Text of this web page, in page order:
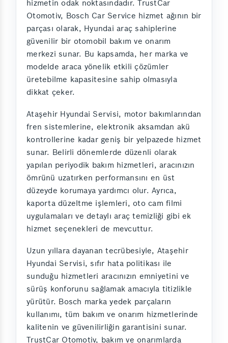
hizmetin odak noktasındadır. TrustCar
Otomotiv, Bosch Car Service hizmet ağının bir
parçası olarak, Hyundai araç sahiplerine
güvenilir bir otomobil bakım ve onarım
merkezi sunar. Bu kapsamda, her marka ve
modelde araca yönelik etkili çözümler
üretebilme kapasitesine sahip olmasıyla
dikkat çeker.
Ataşehir Hyundai Servisi, motor bakımlarından
fren sistemlerine, elektronik aksamdan akü
kontrollerine kadar geniş bir yelpazede hizmet
sunar. Belirli dönemlerde düzenli olarak
yapılan periyodik bakım hizmetleri, aracınızın
ömrünü uzatırken performansını en üst
düzeyde korumaya yardımcı olur. Ayrıca,
kaporta düzeltme işlemleri, oto cam filmi
uygulamaları ve detaylı araç temizliği gibi ek
hizmet seçenekleri de mevcuttur.
Uzun yıllara dayanan tecrübesiyle, Ataşehir
Hyundai Servisi, sıfır hata politikası ile
sunduğu hizmetleri aracınızın emniyetini ve
sürüş konforunu sağlamak amacıyla titizlikle
yürütür. Bosch marka yedek parçaların
kullanımı, tüm bakım ve onarım hizmetlerinde
kalitenin ve güvenilirliğin garantisini sunar.
TrustCar Otomotiv, bakım ve onarımlarda